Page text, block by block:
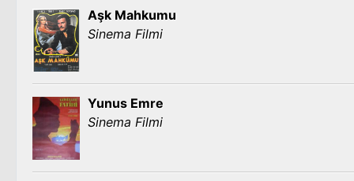
Aşk Mahkumu
Sinema Filmi
Yunus Emre
Sinema Filmi